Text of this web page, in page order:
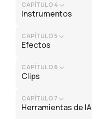
CAPÍTULO 4
Instrumentos
CAPÍTULO 5
Efectos
CAPÍTULO 6
Clips
CAPÍTULO 7
Herramientas de IA